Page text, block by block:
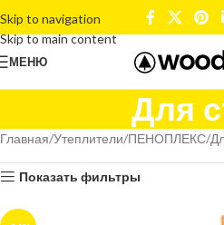
Skip to navigation
Skip to main content
МЕНЮ
Для
Главная Утеплители ПЕНОПЛЕКС
Показать фильтры